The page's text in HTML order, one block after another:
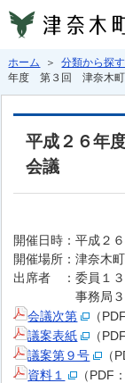
ホーム ＞分類から探す
年度 第３回 津奈木町
平成２６年
会議
開催日時：平成２
開催場所：津奈木
出席者 ：委員１３
事務局３名
会議次第
（
議案表紙
（
議案第９号
（
資料１
（PDF